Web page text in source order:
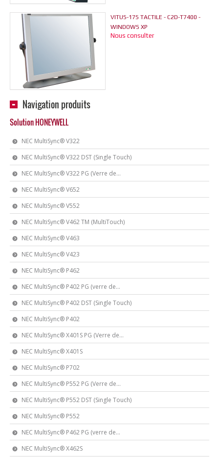
VITUS-17S TACTILE - C2D-T7400 -
WINDOWS XP
Nous consulter
Navigation produits
Solution HONEYWELL
NEC MultiSync® V322
NEC MultiSync® V322 DST (Single Touch)
NEC MultiSync® V322 PG (Verre de...
NEC MultiSync® V652
NEC MultiSync® V552
NEC MultiSync® V462 TM (MultiTouch)
NEC MultiSync® V463
NEC MultiSync® V423
NEC MultiSync® P462
NEC MultiSync® P402 PG (verre de...
NEC MultiSync® P402 DST (Single Touch)
NEC MultiSync® P402
NEC MultiSync® X401S PG (Verre de...
NEC MultiSync® X401S
NEC MultiSync® P702
NEC MultiSync® P552 PG (Verre de...
NEC MultiSync® P552 DST (Single Touch)
NEC MultiSync® P552
NEC MultiSync® P462 PG (verre de...
NEC MultiSync® X462S